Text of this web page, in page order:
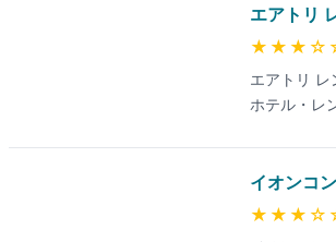
エリアは全
ーし、特に
光地のレン
あります。
以内の新し
料金比較で
予約に対応
補償が含ま
いため、補
サイトでご
エリアは全
エアトリ
★★★
エアトリ レ
ホテル・レ
ムのレンタ
近くの店舗
張・旅行と
イオンコ
★★★